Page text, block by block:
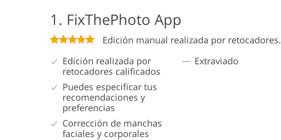
1. FixThePhoto App
Edición manual realizada por retocadores.
Edición realizada por
retocadores calificados
Puedes especificar tus
recomendaciones y
preferencias
Corrección de manchas
faciales y corporales
Extraviado